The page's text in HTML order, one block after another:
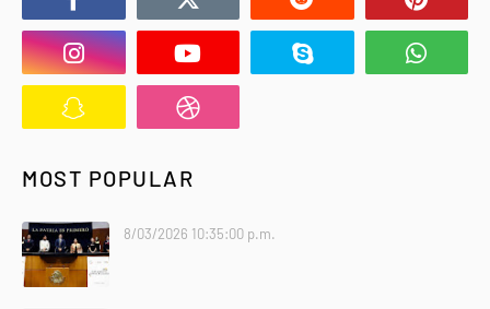
MOST POPULAR
8/03/2026 10:35:00 p.m.